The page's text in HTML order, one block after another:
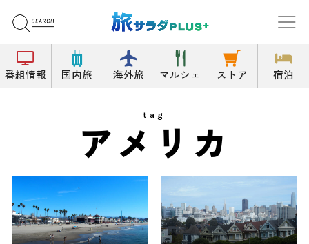
番組情報 国内旅 海外旅 マルシェ ストア 宿泊
tag
アメリカ